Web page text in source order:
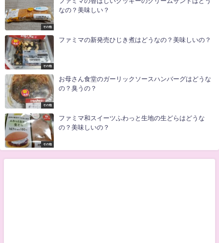
その他
なの？美味しい？
その他
ファミマの新発売ひじき煮はどうなの？美味しいの？
その他
お母さん食堂のガーリックソースハンバーグはどうな
の？臭うの？
その他
ファミマ和スイーツふわっと生地の生どらはどうな
の？美味しいの？